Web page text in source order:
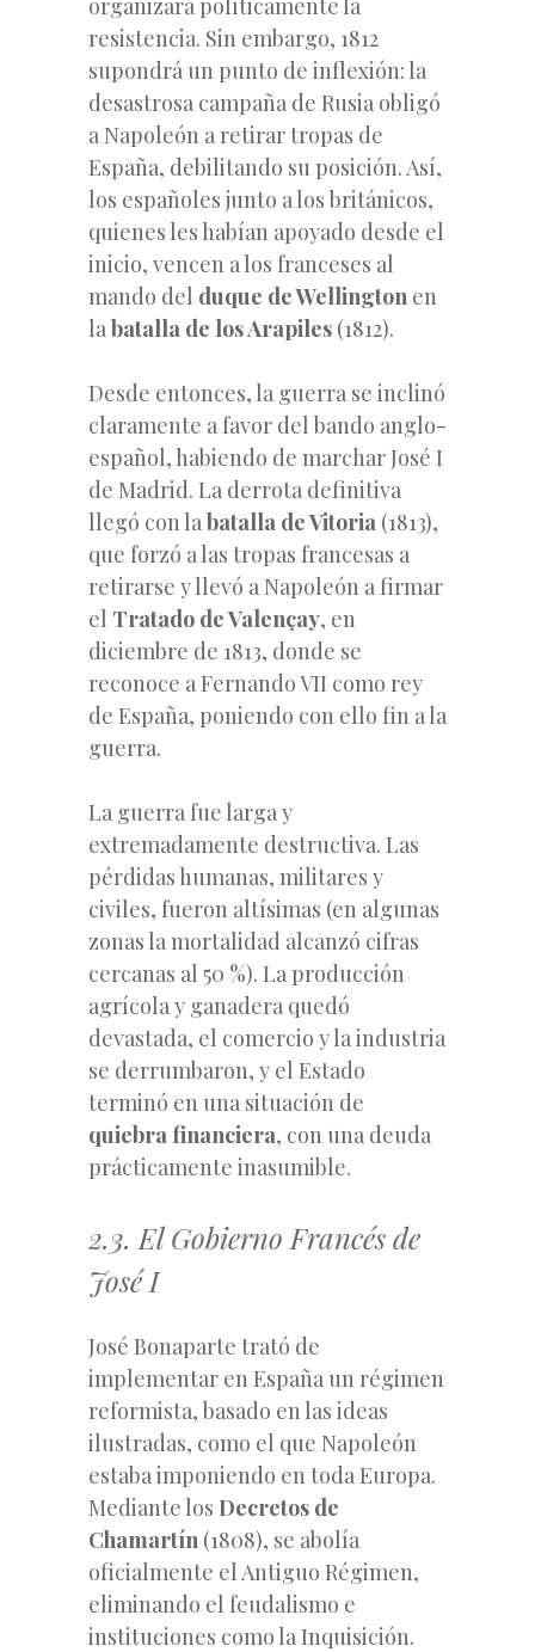
organizará políticamente la
resistencia. Sin embargo, 1812
supondrá un punto de inflexión: la
desastrosa campaña de Rusia obligó
a Napoleón a retirar tropas de
España, debilitando su posición. Así,
los españoles junto a los británicos,
quienes les habían apoyado desde el
inicio, vencen a los franceses al
mando del duque de Wellington en
labatalla de los Arapiles (1812).
Desde entonces, la guerra se inclinó
claramente a favor del bando anglo-
español, habiendo de marchar José I
de Madrid. La derrota definitiva
llegó con labatalla de Vitoria (1813),
que forzó a las tropas francesas a
retirarse y llevó a Napoleón a firmar
el Tratado de Valençay, en
diciembre de 1813, donde se
reconoce a Fernando VII como rey
de España, poniendo con ello fin a la
guerra.
La guerra fue larga y
extremadamente destructiva. Las
pérdidas humanas, militares y
civiles, fueron altísimas (en algunas
zonas la mortalidad alcanzó cifras
cercanas al 50 %). La producción
agrícola y ganadera quedó
devastada, el comercio y la industria
se derrumbaron, y el Estado
terminó en una situación de
quiebra financiera, con una deuda
prácticamente inasumible.
2.3. El Gobierno Francés de
José I
José Bonaparte trató de
implementar en España un régimen
reformista, basado en las ideas
ilustradas, como el que Napoleón
estaba imponiendo en toda Europa.
Mediante los Decretos de
Chamartín (1808), se abolía
oficialmente el Antiguo Régimen,
eliminando el feudalismo e
instituciones como la Inquisición.